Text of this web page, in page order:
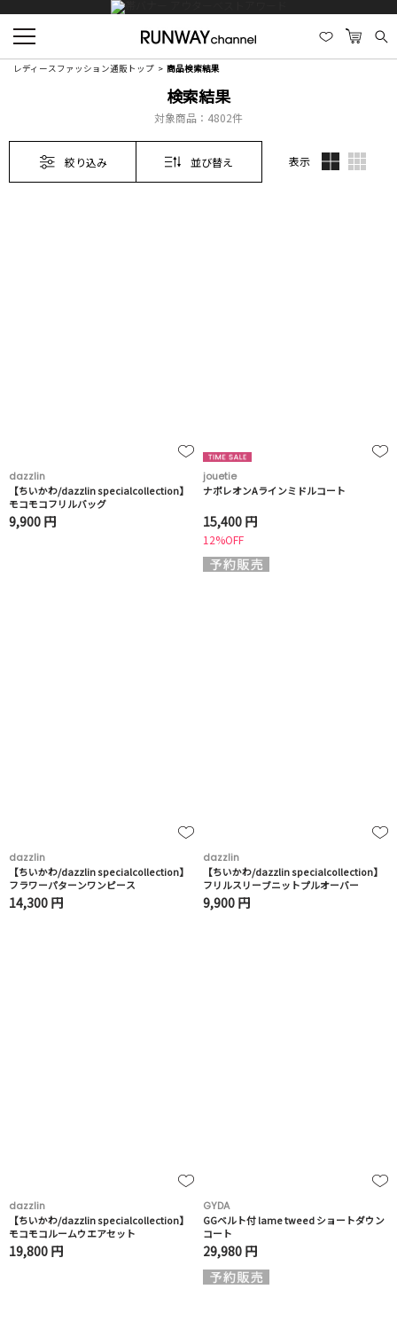
レディースファッション通販トップ 商品検索結果
検索結果
対象商品： 4802件
絞り込み 並び替え 表示
dazzlin
【ちいかわ/dazzlin specialcollection】
モコモコフリルバッグ
9,900 円
jouetie
ナポレオンAラインミドルコート
15,400 円
12%OFF
dazzlin
【ちいかわ/dazzlin specialcollection】
フラワーパターンワンピース
14,300 円
dazzlin
【ちいかわ/dazzlin specialcollection】
フリルスリーブニットプルオーバー
9,900 円
dazzlin
【ちいかわ/dazzlin specialcollection】
モコモコルームウエアセット
19,800 円
GYDA
GGベルト付 lame tweed ショートダウン
コート
29,980 円